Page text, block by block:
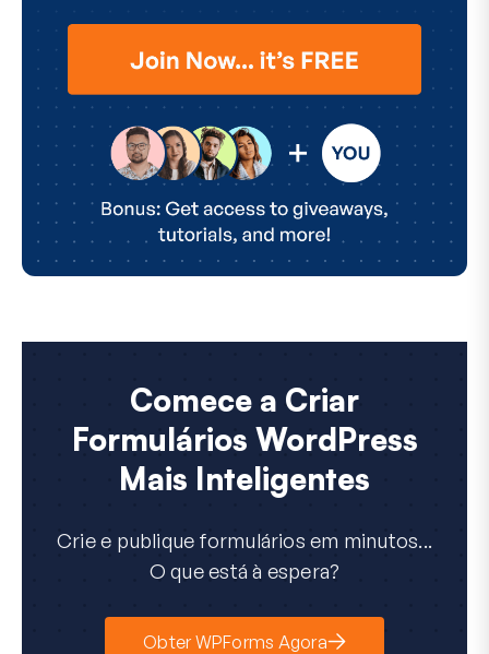
Comece a Criar
Formulários WordPress
Mais Inteligentes
Crie e publique formulários em minutos...
O que está à espera?
Obter WPForms Agora